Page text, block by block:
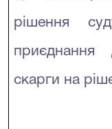
рішення
приєднання
скарги на